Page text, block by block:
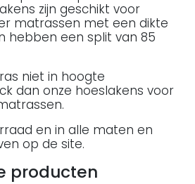
zijn geschikt voor
matrassen met een dikte
hebben een split van 85
niet in hoogte
dan onze hoeslakens voor
en in alle maten en
op de site.
producten